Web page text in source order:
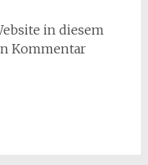
in diesem
Kommentar